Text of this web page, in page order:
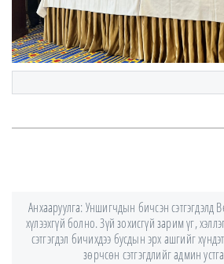
Анхааруулга: Уншигчдын бичсэн сэтгэгдэлд
хүлээхгүй болно. Зүй зохисгүй зарим үг,
сэтгэгдэл бичихдээ бусдын эрх ашгийг
зөрчсөн сэтгэгдлийг админ